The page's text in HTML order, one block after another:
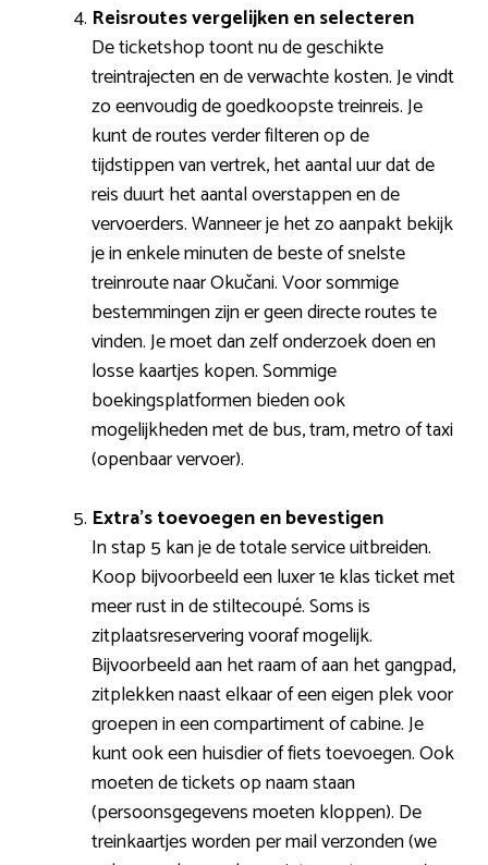
Reisroutes vergelijken en selecteren
De ticketshop toont nu de geschikte
treintrajecten en de verwachte kosten. Je vindt
zo eenvoudig de goedkoopste treinreis. Je
kunt de routes verder filteren op de
tijdstippen van vertrek, het aantal uur dat de
reis duurt het aantal overstappen en de
vervoerders. Wanneer je het zo aanpakt bekijk
je in enkele minuten de beste of snelste
treinroute naar Okučani. Voor sommige
bestemmingen zijn er geen directe routes te
vinden. Je moet dan zelf onderzoek doen en
losse kaartjes kopen. Sommige
boekingsplatformen bieden ook
mogelijkheden met de bus, tram, metro of taxi
(openbaar vervoer).
Extra’s toevoegen en bevestigen
In stap 5 kan je de totale service uitbreiden.
Koop bijvoorbeeld een luxer 1e klas ticket met
meer rust in de stiltecoupé. Soms is
zitplaatsreservering vooraf mogelijk.
Bijvoorbeeld aan het raam of aan het gangpad,
zitplekken naast elkaar of een eigen plek voor
groepen in een compartiment of cabine. Je
kunt ook een huisdier of fiets toevoegen. Ook
moeten de tickets op naam staan
(persoonsgegevens moeten kloppen). De
treinkaartjes worden per mail verzonden (we